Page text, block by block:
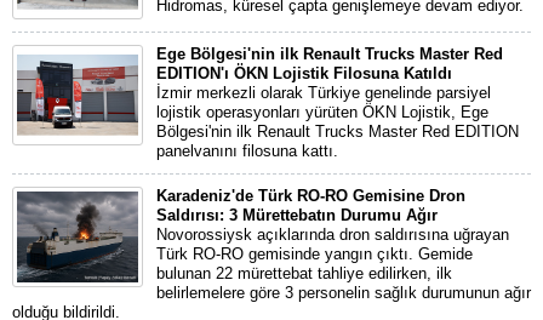
Hidromas, küresel çapta genişlemeye devam ediyor.
Ege Bölgesi'nin ilk Renault Trucks Master Red
EDITION'ı ÖKN Lojistik Filosuna Katıldı
İzmir merkezli olarak Türkiye genelinde parsiyel
lojistik operasyonları yürüten ÖKN Lojistik, Ege
Bölgesi'nin ilk Renault Trucks Master Red EDITION
panelvanını filosuna kattı.
Karadeniz'de Türk RO-RO Gemisine Dron
Saldırısı: 3 Mürettebatın Durumu Ağır
Novorossiysk açıklarında dron saldırısına uğrayan
Türk RO-RO gemisinde yangın çıktı. Gemide
bulunan 22 mürettebat tahliye edilirken, ilk
belirlemelere göre 3 personelin sağlık durumunun ağır
olduğu bildirildi.